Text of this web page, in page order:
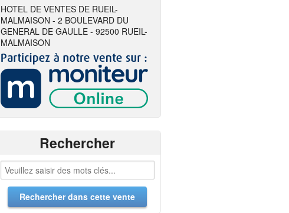
HOTEL DE VENTES DE RUEIL-
MALMAISON - 2 BOULEVARD DU
GENERAL DE GAULLE - 92500 RUEIL-
MALMAISON
Rechercher